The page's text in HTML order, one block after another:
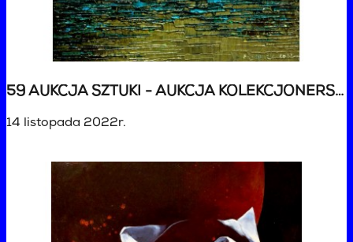
59 AUKCJA SZTUKI - AUKCJA KOLEKCJONERSKA
14 listopada 2022r.